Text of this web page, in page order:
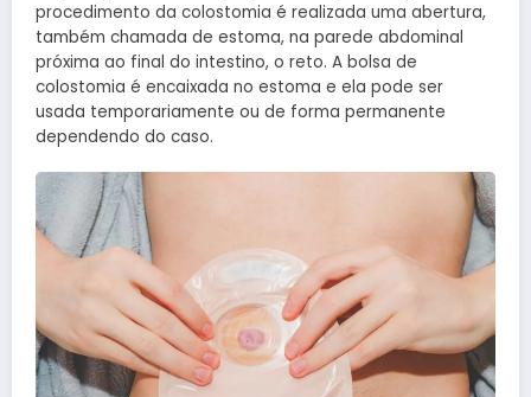
procedimento da colostomia é realizada uma abertura,
também chamada de estoma, na parede abdominal
próxima ao final do intestino, o reto. A bolsa de
colostomia é encaixada no estoma e ela pode ser
usada temporariamente ou de forma permanente
dependendo do caso.